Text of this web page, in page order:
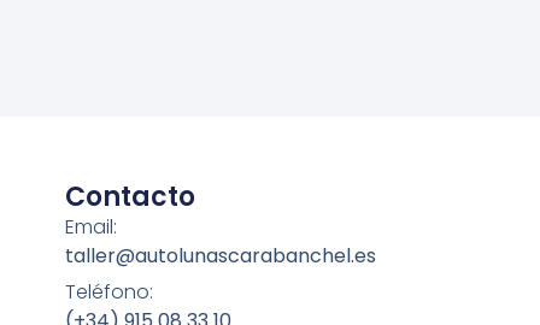
Contacto
Email:
taller@autolunascarabanchel.es
Teléfono: